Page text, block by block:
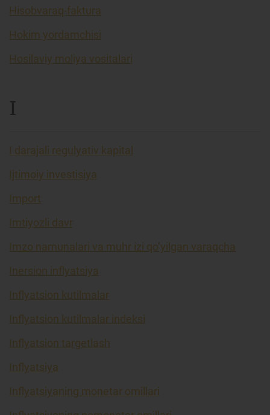
Hisobvaraq-faktura
Hokim yordamchisi
Hosilaviy moliya vositalari
I
I darajali regulyativ kapital
Ijtimoiy investisiya
Import
Imtiyozli davr
Imzo namunalari va muhr izi qo’yilgan varaqcha
Inersion inflyatsiya
Inflyatsion kutilmalar
Inflyatsion kutilmalar indeksi
Inflyatsion targetlash
Inflyatsiya
Inflyatsiyaning monetar omillari